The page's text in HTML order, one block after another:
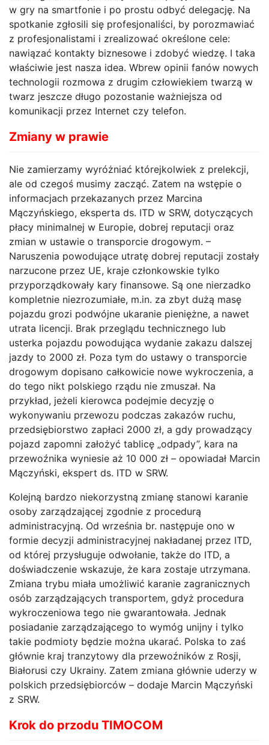
w gry na smartfonie i po prostu odbyć delegację. Na
spotkanie zgłosili się profesjonaliści, by porozmawiać
z profesjonalistami i zrealizować określone cele:
nawiązać kontakty biznesowe i zdobyć wiedzę. I taka
właściwie jest nasza idea. Wbrew opinii fanów nowych
technologii rozmowa z drugim człowiekiem twarzą w
twarz jeszcze długo pozostanie ważniejsza od
komunikacji przez Internet czy telefon.
Zmiany w prawie
Nie zamierzamy wyróżniać którejkolwiek z prelekcji,
ale od czegoś musimy zacząć. Zatem na wstępie o
informacjach przekazanych przez Marcina
Mączyńskiego, eksperta ds. ITD w SRW, dotyczących
płacy minimalnej w Europie, dobrej reputacji oraz
zmian w ustawie o transporcie drogowym. –
Naruszenia powodujące utratę dobrej reputacji zostały
narzucone przez UE, kraje członkowskie tylko
przyporządkowały kary finansowe. Są one nierzadko
kompletnie niezrozumiałe, m.in. za zbyt dużą masę
pojazdu grozi podwójne ukaranie pieniężne, a nawet
utrata licencji. Brak przeglądu technicznego lub
usterka pojazdu powodująca wydanie zakazu dalszej
jazdy to 2000 zł. Poza tym do ustawy o transporcie
drogowym dopisano całkowicie nowe wykroczenia, a
do tego nikt polskiego rządu nie zmuszał. Na
przykład, jeżeli kierowca podejmie decyzję o
wykonywaniu przewozu podczas zakazów ruchu,
przedsiębiorstwo zapłaci 2000 zł, a gdy prowadzący
pojazd zapomni założyć tablicę „odpady”, kara na
przewoźnika wyniesie aż 10 000 zł – opowiadał Marcin
Mączyński, ekspert ds. ITD w SRW.
Kolejną bardzo niekorzystną zmianę stanowi karanie
osoby zarządzającej zgodnie z procedurą
administracyjną. Od września br. następuje ono w
formie decyzji administracyjnej nakładanej przez ITD,
od której przysługuje odwołanie, także do ITD, a
doświadczenie wskazuje, że kara zostaje utrzymana.
Zmiana trybu miała umożliwić karanie zagranicznych
osób zarządzających transportem, gdyż procedura
wykroczeniowa tego nie gwarantowała. Jednak
posiadanie zarządzającego to wymóg unijny i tylko
takie podmioty będzie można ukarać. Polska to zaś
głównie kraj tranzytowy dla przewoźników z Rosji,
Białorusi czy Ukrainy. Zatem zmiana głównie uderzy w
polskich przedsiębiorców – dodaje Marcin Mączyński
z SRW.
Krok do przodu TIMOCOM